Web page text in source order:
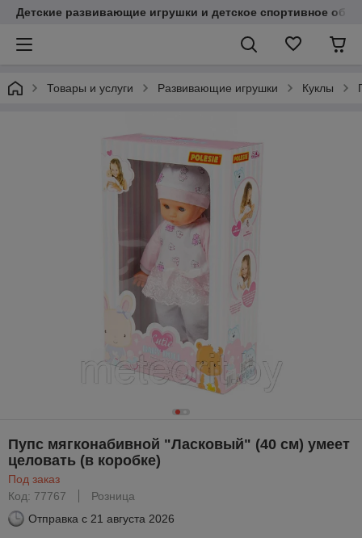
Детские развивающие игрушки и детское спортивное
Товары и услуги Развивающие игрушки Куклы
Пупс мягконабивной "Ласковый" (40 см) умеет
целовать (в коробке)
Под заказ
Код: 77767
Розница
Отправка с 21 августа 2026